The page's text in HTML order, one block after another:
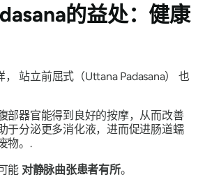
的益处：健康
站立前屈式（Uttana Padasana）
也
部器官能得到良好的按摩，从而改善
于分泌更多消化液，进而促进肠道蠕
物。.
能 对静脉曲张患者有所。